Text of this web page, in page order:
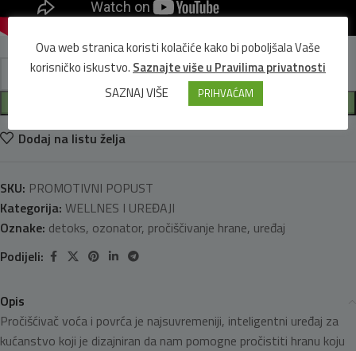
DODAJ U KOŠARICU
Dodaj na listu želja
SKU: PROMOTIVNI POPUST
Kategorija: WELLNES I UREĐAJI
Oznake: detoks, ozonator, pročiščivanje hrane, uređaj
Podijeli:
Opis
Pročišćivač voća i povrća je najsuvremeniji, inteligentni uređaj za
kućanstvo koji je dizajniran da nam pomogne pročistiti hranu koju
Ova web stranica koristi kolačiće kako bi poboljšala Vaše
korisničko iskustvo. Saznajte više u Pravilima privatnosti
SAZNAJ VIŠE
PRIHVAĆAM